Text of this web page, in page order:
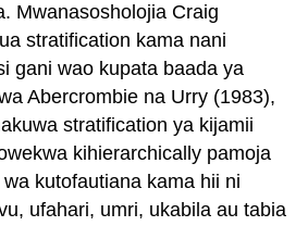
Mwanasosholojia Craig
stratification kama nani
gani wao kupata baada ya
Abercrombie na Urry (1983),
stratification ya kijamii
kihierarchically pamoja
kutofautiana kama hii ni
ufahari, umri, ukabila au tabia